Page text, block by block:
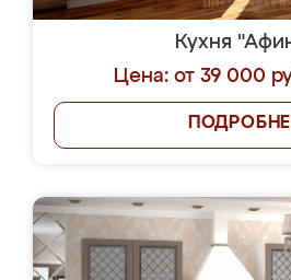
Кухня
Цена: от 39 000